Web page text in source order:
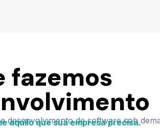
fazemos
desenvolvimento de software sob
aquilo que sua empresa precisa.